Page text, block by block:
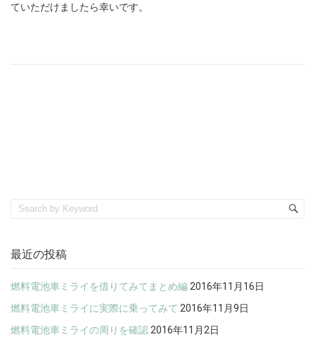
ていただけましたら幸いです。
最近の投稿
燃料電池車ミライを借りてみてまとめ編 2016年11月16日
燃料電池車ミライに実際に乗ってみて 2016年11月9日
燃料電池車ミライの周りを確認 2016年11月2日